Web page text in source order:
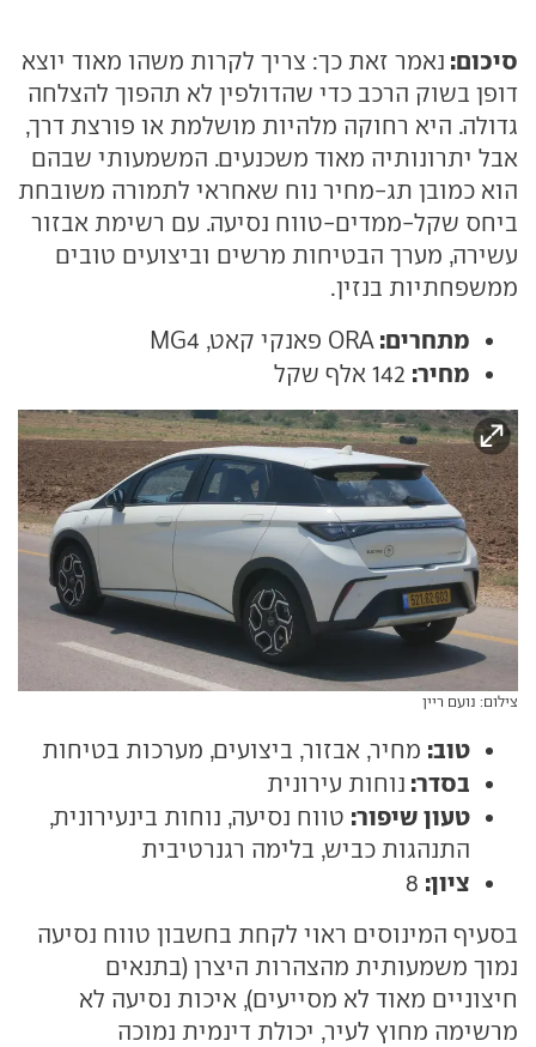
סיכום: נאמר זאת כך: צריך לקרות משהו מאוד יוצא
דופן בשוק הרכב כדי שהדולפין לא תהפוך להצלחה
גדולה. היא רחוקה מלהיות מושלמת או פורצת דרך,
אבל יתרונותיה מאוד משכנעים. המשמעותי שבהם
הוא כמובן תג-מחיר נוח שאחראי לתמורה משובחת
ביחס שקל-ממדים-טווח נסיעה. עם רשימת אבזור
עשירה, מערך הבטיחות מרשים וביצועים טובים
ממשפחתיות בנזין.
מתחרים: ORA פאנקי קאט, MG4
מחיר:
צילום: נועם ריין
טוב: מחיר, אבזור, ביצועים, מערכות בטיחות
בסדר: נוחות עירונית
טעון שיפור: טווח נסיעה, נוחות בינעירונית,
התנהגות כביש, בלימה רגנרטיבית
ציון:
בסעיף המינוסים ראוי לקחת בחשבון טווח נסיעה
נמוך משמעותית מהצהרות היצרן (בתנאים
חיצוניים מאוד לא מסייעים), איכות נסיעה לא
מרשימה מחוץ לעיר, יכולת דינמית נמוכה